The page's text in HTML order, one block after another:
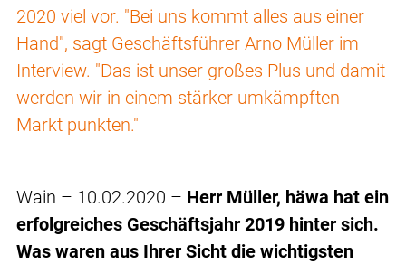
2020 viel vor. "Bei uns kommt alles aus einer
Hand", sagt Geschäftsführer Arno Müller im
Interview. "Das ist unser großes Plus und damit
werden wir in einem stärker umkämpften
Markt punkten."
Wain – 10.02.2020 – Herr Müller, häwa hat ein
erfolgreiches Geschäftsjahr 2019 hinter sich.
Was waren aus Ihrer Sicht die wichtigsten